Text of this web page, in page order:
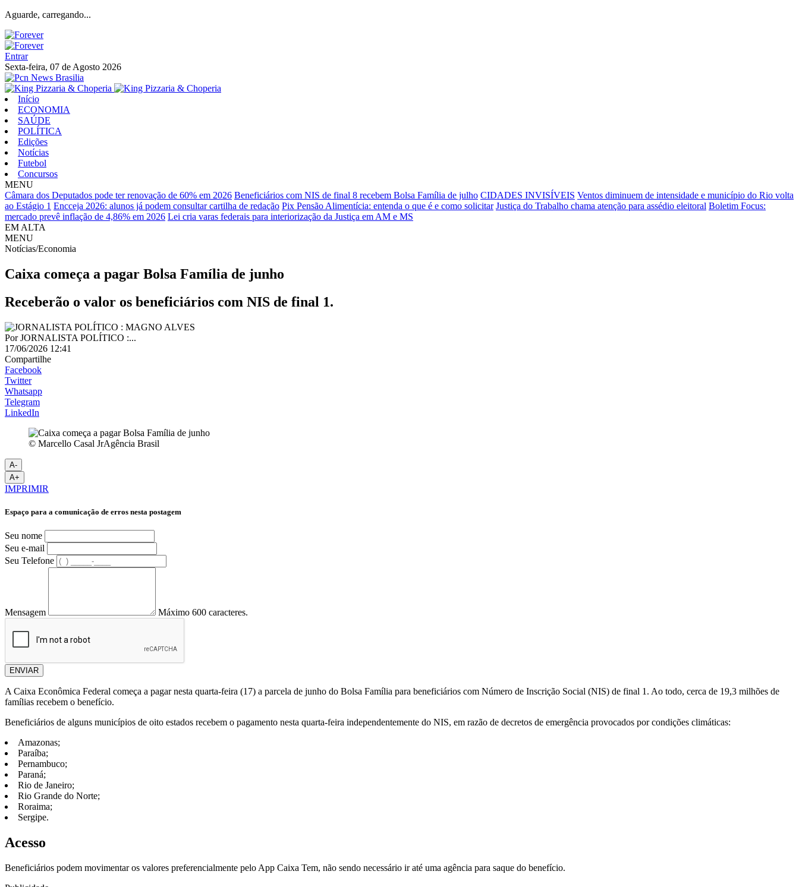
Aguarde, carregando...
Entrar
Sexta-feira, 07 de Agosto 2026
Início
ECONOMIA
SAÚDE
POLÍTICA
Edições
Notícias
Futebol
Concursos
MENU
Câmara dos Deputados pode ter renovação de 60% em 2026 Beneficiários com NIS de final 8 recebem Bolsa Família de julho CIDADES INVISÍVEIS Ventos diminuem de intensidade e município do Rio volta
ao Estágio 1 Encceja 2026: alunos já podem consultar cartilha de redação Pix Pensão Alimentícia: entenda o que é e como solicitar Justiça do Trabalho chama atenção para assédio eleitoral Boletim Focus:
mercado prevê inflação de 4,86% em 2026 Lei cria varas federais para interiorização da Justiça em AM e MS
EM ALTA
MENU
Notícias/Economia
Caixa começa a pagar Bolsa Família de junho
Receberão o valor os beneficiários com NIS de final 1.
PorJORNALISTA POLÍTICO :...
17/06/2026 12:41
Compartilhe
Facebook
Twitter
Whatsapp
Telegram
LinkedIn
© Marcello Casal JrAgência Brasil
A-
A+
IMPRIMIR
Espaço para a comunicação de erros nesta postagem
Seu nome
Seu e-mail
Seu Telefone
Mensagem Máximo 600 caracteres.
ENVIAR
A Caixa Econômica Federal começa a pagar nesta quarta-feira (17) a parcela de junho do Bolsa Família para beneficiários com Número de Inscrição Social (NIS) de final 1. Ao todo, cerca de 19,3 milhões de
famílias recebem o benefício.
Beneficiários de alguns municípios de oito estados recebem o pagamento nesta quarta-feira independentemente do NIS, em razão de decretos de emergência provocados por condições climáticas:
Amazonas;
Paraíba;
Pernambuco;
Paraná;
Rio de Janeiro;
Rio Grande do Norte;
Roraima;
Sergipe.
Acesso
Beneficiários podem movimentar os valores preferencialmente pelo App Caixa Tem, não sendo necessário ir até uma agência para saque do benefício.